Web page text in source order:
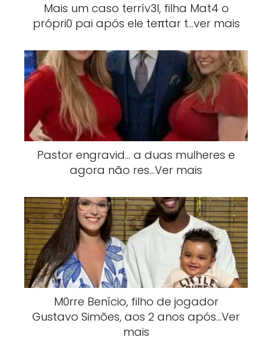
Mais um caso terrív3l, filha Mat4 o
própri0 pai após ele teπtar t…ver mais
Pastor engravid… a duas mulheres e
agora não res…Ver mais
M0rre Benício, filho de jogador
Gustavo Simões, aos 2 anos após…Ver
mais